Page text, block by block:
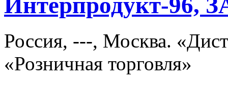
Россия, ---, Москва.
«Розничная торговля»